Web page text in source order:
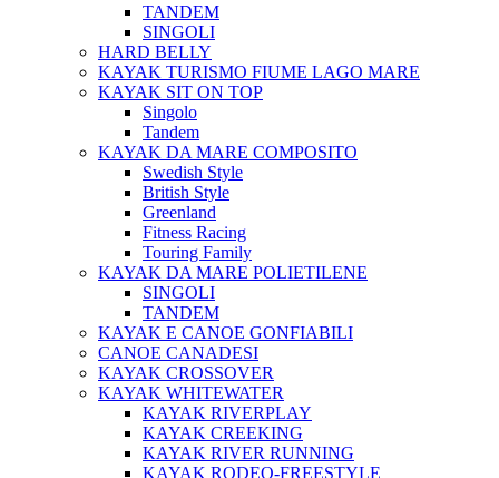
TANDEM
SINGOLI
HARD BELLY
KAYAK TURISMO FIUME LAGO MARE
KAYAK SIT ON TOP
Singolo
Tandem
KAYAK DA MARE COMPOSITO
Swedish Style
British Style
Greenland
Fitness Racing
Touring Family
KAYAK DA MARE POLIETILENE
SINGOLI
TANDEM
KAYAK E CANOE GONFIABILI
CANOE CANADESI
KAYAK CROSSOVER
KAYAK WHITEWATER
KAYAK RIVERPLAY
KAYAK CREEKING
KAYAK RIVER RUNNING
KAYAK RODEO-FREESTYLE